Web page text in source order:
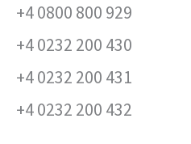
+4 0800 800 929
+4 0232 200 430
+4 0232 200 431
+4 0232 200 432